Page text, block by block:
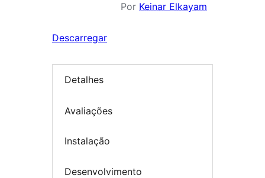
Por Keinar Elkayam
Descarregar
Detalhes
Avaliações
Instalação
Desenvolvimento